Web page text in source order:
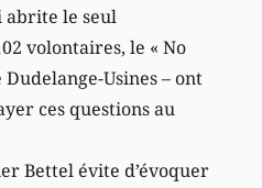
abrite le seul
volontaires, le « No
Usines – ont
ces questions au
Bettel évite d’évoquer